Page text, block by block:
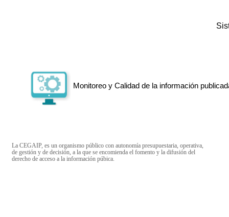
Monitoreo y Calidad de la información
La CEGAIP, es un organismo público con autonomía presupuestaria, operativa,
de gestión y de decisión, a la que se encomienda el fomento y la difusión del
derecho de acceso a la información púbica.